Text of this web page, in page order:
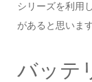
シリーズを利用
があると思います
バッテ